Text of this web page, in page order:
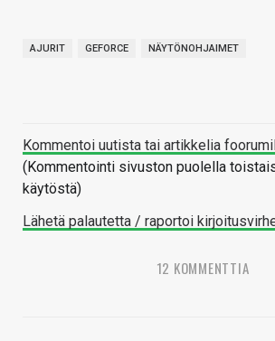
AJURIT GEFORCE NÄYTÖNOHJAIMET
Kommentoi uutista tai artikkelia
(Kommentointi sivuston puolella
käytöstä)
Lähetä palautetta / raportoi
12 KOMMENTTIA